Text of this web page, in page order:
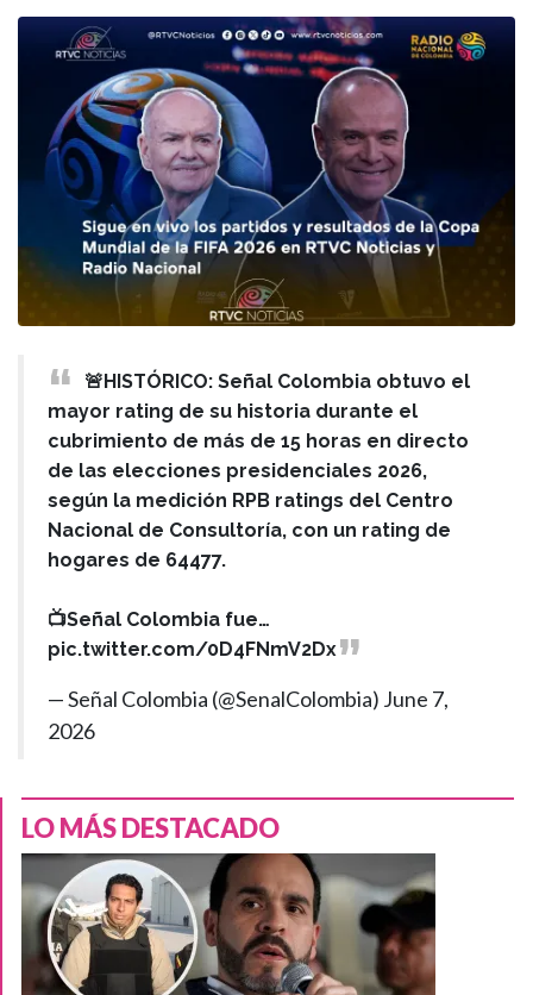
🚨HISTÓRICO: Señal Colombia obtuvo el
mayor rating de su historia durante el
cubrimiento de más de 15 horas en directo
de las elecciones presidenciales 2026,
según la medición RPB ratings del Centro
Nacional de Consultoría, con un rating de
hogares de 64477.
📺Señal Colombia fue…
pic.twitter.com/0D4FNmV2Dx
— Señal Colombia (@SenalColombia) June 7,
2026
LO MÁS DESTACADO